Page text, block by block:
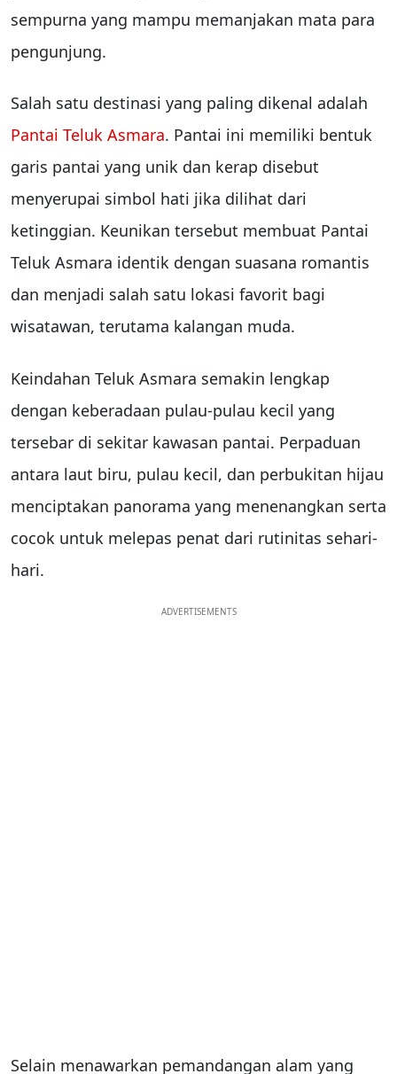
sempurna yang mampu memanjakan mata para
pengunjung.
Salah satu destinasi yang paling dikenal adalah
Pantai Teluk Asmara. Pantai ini memiliki bentuk
garis pantai yang unik dan kerap disebut
menyerupai simbol hati jika dilihat dari
ketinggian. Keunikan tersebut membuat Pantai
Teluk Asmara identik dengan suasana romantis
dan menjadi salah satu lokasi favorit bagi
wisatawan, terutama kalangan muda.
Keindahan Teluk Asmara semakin lengkap
dengan keberadaan pulau-pulau kecil yang
tersebar di sekitar kawasan pantai. Perpaduan
antara laut biru, pulau kecil, dan perbukitan hijau
menciptakan panorama yang menenangkan serta
cocok untuk melepas penat dari rutinitas sehari-
hari.
ADVERTISEMENTS
Selain menawarkan pemandangan alam yang